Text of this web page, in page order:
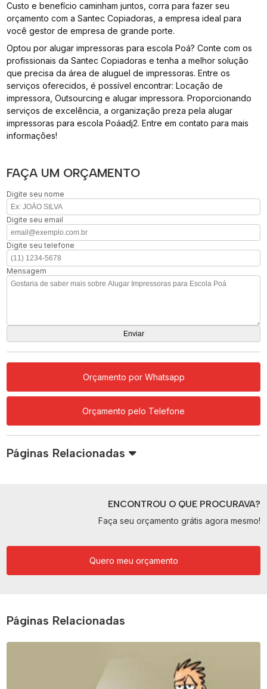
Custo e benefício caminham juntos, corra para fazer seu
orçamento com a Santec Copiadoras, a empresa ideal para
você gestor de empresa de grande porte.
Optou por alugar impressoras para escola Poá? Conte com os
profissionais da Santec Copiadoras e tenha a melhor solução
que precisa da área de aluguel de impressoras. Entre os
serviços oferecidos, é possível encontrar: Locação de
impressora, Outsourcing e alugar impressora. Proporcionando
serviços de excelência, a organização preza pela alugar
impressoras para escola Poáadj2. Entre em contato para mais
informações!
FAÇA UM ORÇAMENTO
Digite seu nome
Digite seu email
Digite seu telefone
Mensagem
Orçamento por Whatsapp
Orçamento pelo Telefone
Páginas Relacionadas
ENCONTROU O QUE PROCURAVA?
Faça seu orçamento grátis agora mesmo!
Quero meu orçamento
Páginas Relacionadas